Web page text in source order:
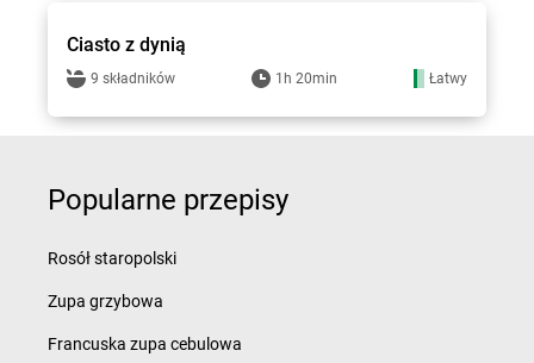
Ciasto z dynią
9 składników 1h 20min Łatwy
Popularne przepisy
Rosół staropolski
Zupa grzybowa
Francuska zupa cebulowa